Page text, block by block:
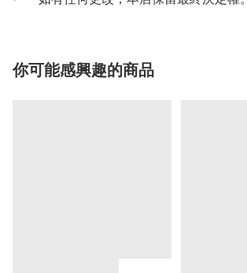
你可能感興趣的商品